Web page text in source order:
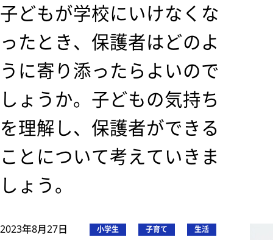
子どもが学校にいけなくな
ったとき、保護者はどのよ
うに寄り添ったらよいので
しょうか。子どもの気持ち
を理解し、保護者ができる
ことについて考えていきま
しょう。
2023年8月27日 小学生 子育て
生活